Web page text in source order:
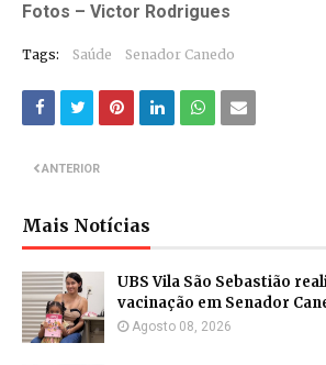
Fotos – Victor Rodrigues
Tags: Saúde Senador Canedo
ANTERIOR
Mais Notícias
UBS Vila São Sebastião
vacinação em Senador
Agosto 08, 2026